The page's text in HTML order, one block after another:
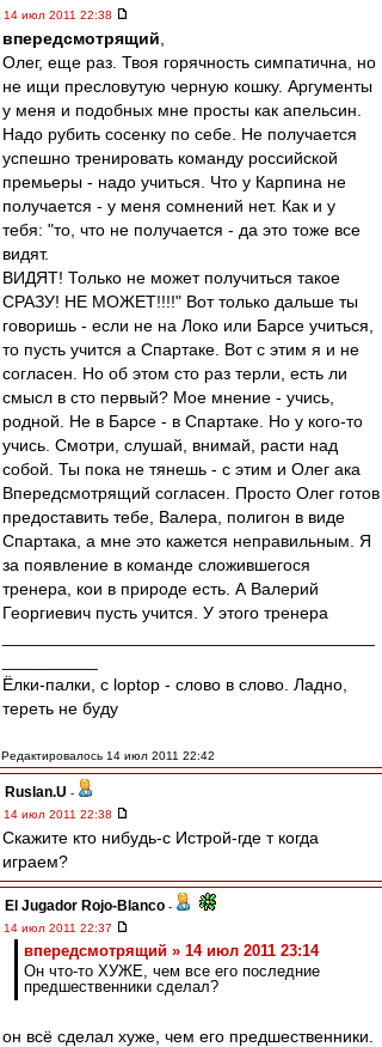
14 июл 2011 22:38
впередсмотрящий
Олег, еще раз. Твоя горячность симпатична, но
не ищи пресловутую черную кошку. Аргументы
у меня и подобных мне просты как апельсин.
Надо рубить сосенку по себе. Не получается
успешно тренировать команду российской
премьеры - надо учиться. Что у Карпина не
получается - у меня сомнений нет. Как и у
тебя: "то, что не получается - да это тоже все
видят.
ВИДЯТ! Только не может получиться такое
СРАЗУ! НЕ МОЖЕТ!!!!" Вот только дальше ты
говоришь - если не на Локо или Барсе учиться,
то пусть учится а Спартаке. Вот с этим я и не
согласен. Но об этом сто раз терли, есть ли
смысл в сто первый? Мое мнение - учись,
родной. Не в Барсе - в Спартаке. Но у кого-то
учись. Смотри, слушай, внимай, расти над
собой. Ты пока не тянешь - с этим и Олег ака
Впередсмотрящий согласен. Просто Олег готов
предоставить тебе, Валера, полигон в виде
Спартака, а мне это кажется неправильным. Я
за появление в команде сложившегося
тренера, кои в природе есть. А Валерий
Георгиевич пусть учится. У этого тренера
Ёлки-палки, с loptop - слово в слово. Ладно,
тереть не буду
Редактировалось 14 июл 2011 22:42
Ruslan.U -
14 июл 2011 22:38
Скажите кто нибудь-с Истрой-где т когда
играем?
El Jugador Rojo-Blanco -
14 июл 2011 22:37
впередсмотрящий » 14 июл 2011 23:14
Он что-то ХУЖЕ, чем все его последние
предшественники сделал?
он всё сделал хуже, чем его предшественники.